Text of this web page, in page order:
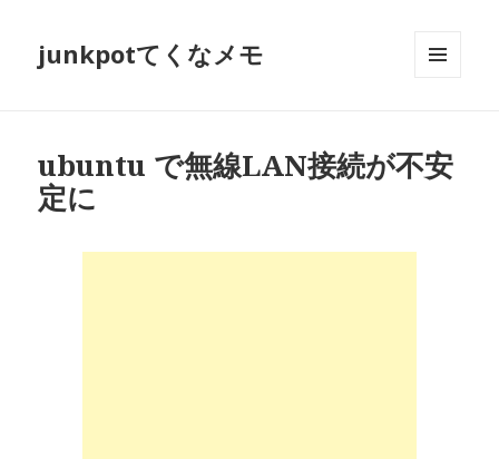
junkpotてくなメモ
ット
ubuntu で無線LAN接続が不安
定に